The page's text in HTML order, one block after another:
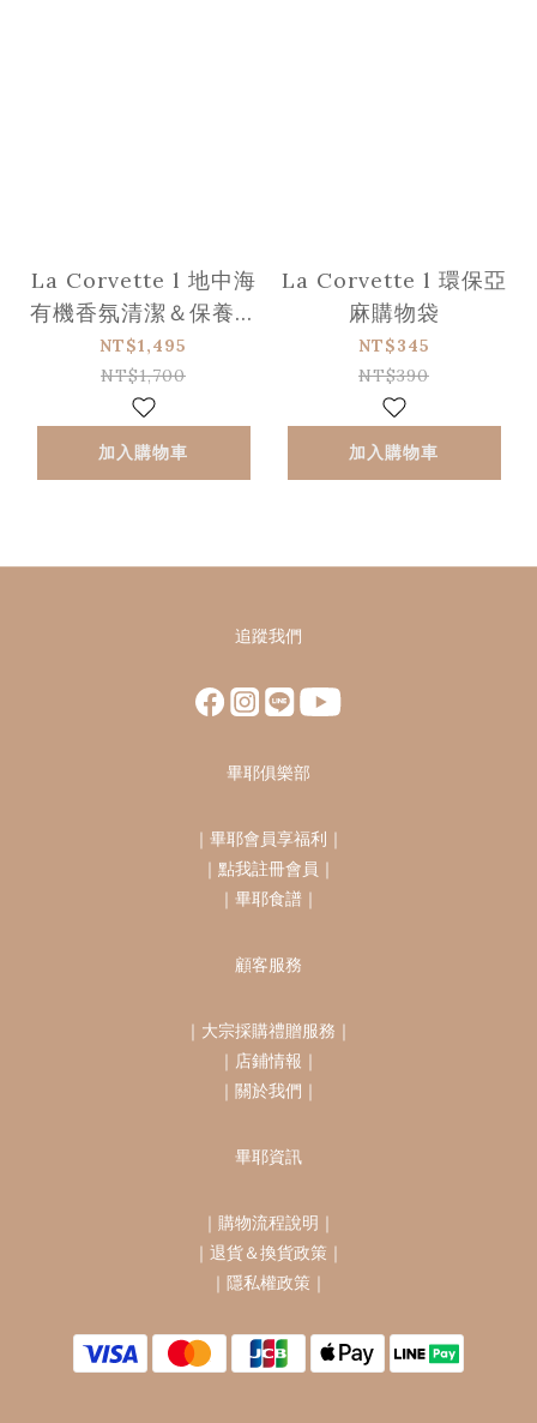
La Corvette l 地中海
有機香氛清潔＆保養禮
盒-3件組 - 海洋之島
(海洋植香、蘆薈)
NT$1,495
NT$1,700
加入購物車
La Corvette l 環保亞
麻購物袋
NT$345
NT$390
加入購物車
追蹤我們
畢耶俱樂部
｜ 畢耶會員享福利 ｜
｜ 點我註冊會員 ｜
｜ 畢耶食譜 ｜
顧客服務
｜ 大宗採購禮贈服務 ｜
｜ 店鋪情報 ｜
｜ 關於我們 ｜
畢耶資訊
｜ 購物流程說明 ｜
｜ 退貨＆換貨政策 ｜
｜ 隱私權政策 ｜